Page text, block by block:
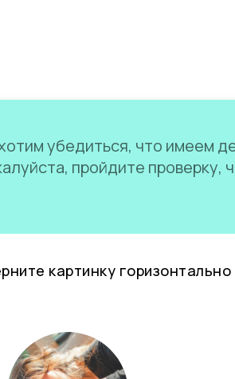
убедиться, что имеем
пройдите проверку,
картинку горизонтально